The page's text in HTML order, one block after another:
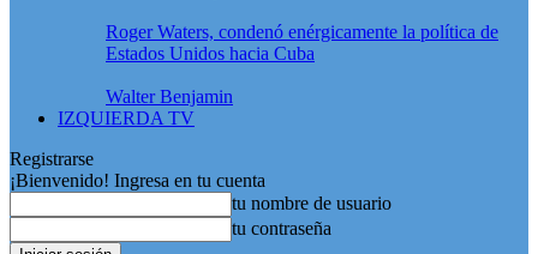
Roger Waters, condenó enérgicamente la política de
Estados Unidos hacia Cuba
Walter Benjamin
IZQUIERDA TV
Registrarse
¡Bienvenido! Ingresa en tu cuenta
tu nombre de usuario
tu contraseña